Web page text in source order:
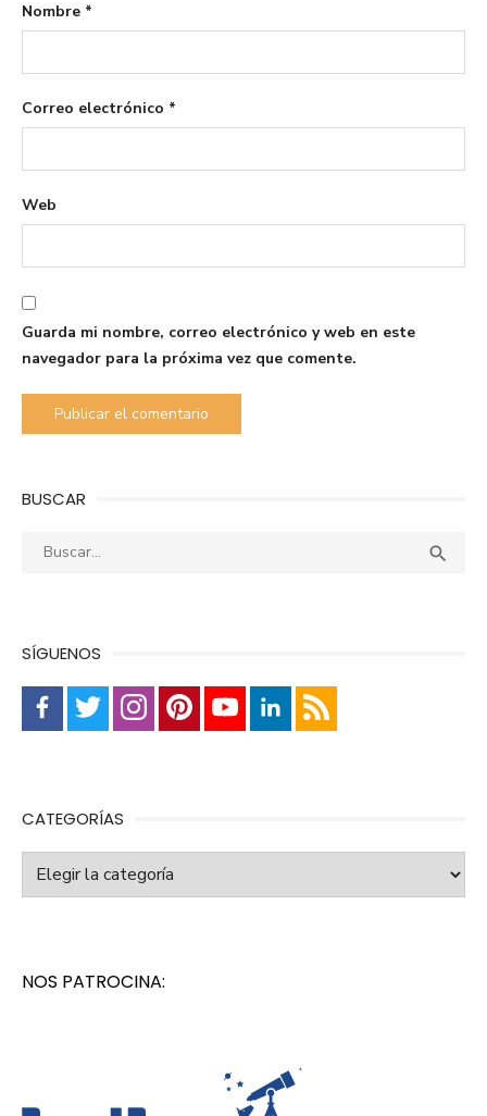
Nombre *
Correo electrónico *
Web
Guarda mi nombre, correo electrónico y web en este
navegador para la próxima vez que comente.
BUSCAR
Buscar: 
SÍGUENOS
CATEGORÍAS
Categorías
NOS PATROCINA: